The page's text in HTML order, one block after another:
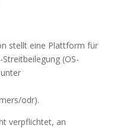
stellt eine Plattform für
(OS-
odr).
verpflichtet, an